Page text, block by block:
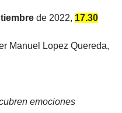
de 2022, 17.30
Manuel Lopez Quereda,
emociones